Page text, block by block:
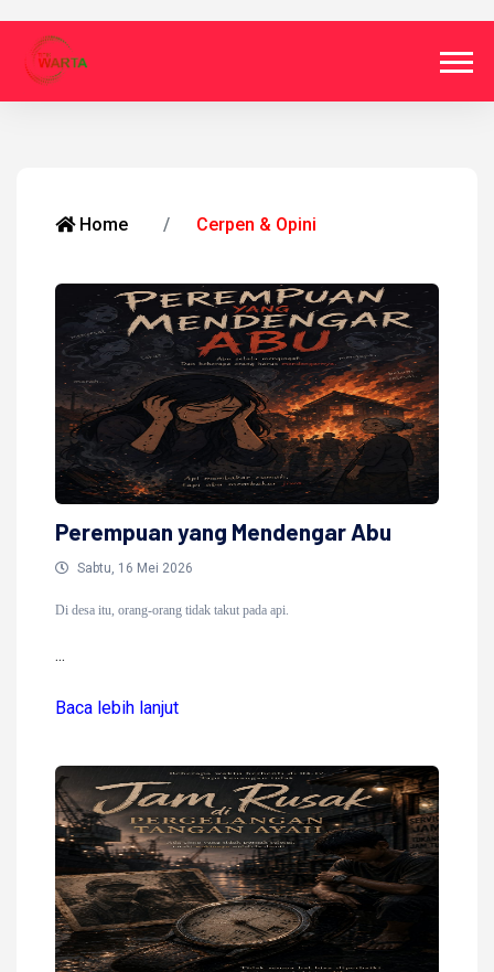
Home Cerpen & Opini
Perempuan yang Mendengar Abu
Sabtu, 16 Mei 2026
Di desa itu, orang-orang tidak takut pada api.
...
Baca lebih lanjut